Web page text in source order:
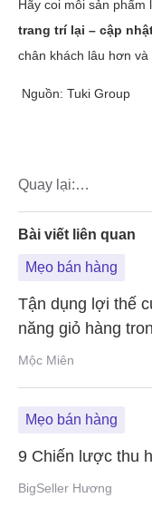
Quay lại:
Bài viết liên quan
Mẹo bán hàng
Tận dụng lợi thế
năng giỏ hàng
ngắn trên TikTok
Mộc Miên
Mẹo bán hàng
9 Chiến lược thu
BigSeller Hương